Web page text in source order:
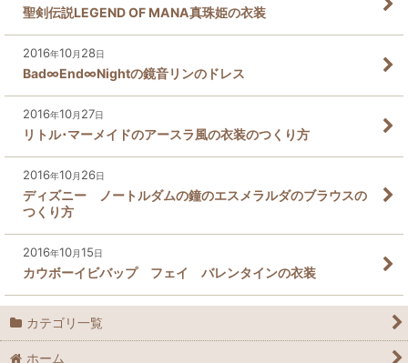
聖剣伝説LEGEND OF MANA真珠姫の衣装
2016年10月 28日
Bad∞End∞Nightの鏡音リンのドレス
2016年10月 27日
リトル･マーメイドのアースラ風の衣装のつくり方
2016年10月 26日
ディズニー ノートルダムの鐘のエスメラルダのブラウスの
つくり方
2016年10月15日
カウボーイビバップ フェイ バレンタインの衣装
カテゴリ一覧
ホーム